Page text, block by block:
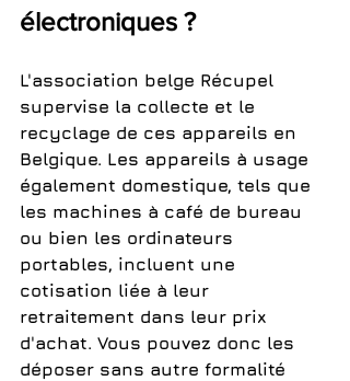
électroniques ?
L'association belge Récupel
supervise la collecte et le
recyclage de ces appareils en
Belgique. Les appareils à usage
également domestique, tels que
les machines à café de bureau
ou bien les ordinateurs
portables, incluent une
cotisation liée à leur
retraitement dans leur prix
d'achat. Vous pouvez donc les
déposer sans autre formalité